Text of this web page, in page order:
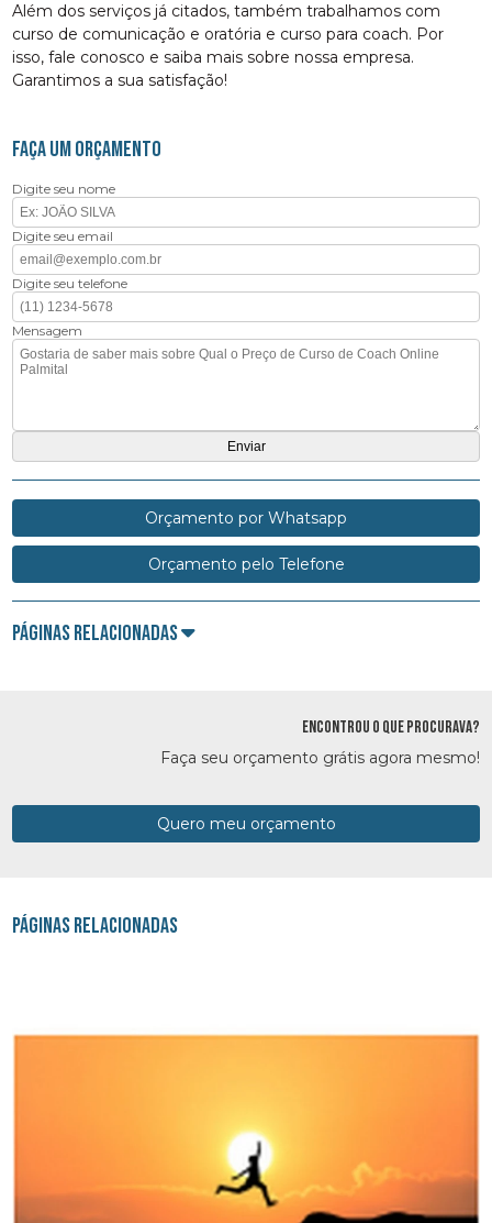
Além dos serviços já citados, também trabalhamos com
curso de comunicação e oratória e curso para coach. Por
isso, fale conosco e saiba mais sobre nossa empresa.
Garantimos a sua satisfação!
FAÇA UM ORÇAMENTO
Digite seu nome
Digite seu email
Digite seu telefone
Mensagem
Orçamento por Whatsapp
Orçamento pelo Telefone
Páginas Relacionadas
ENCONTROU O QUE PROCURAVA?
Faça seu orçamento grátis agora mesmo!
Quero meu orçamento
Páginas Relacionadas